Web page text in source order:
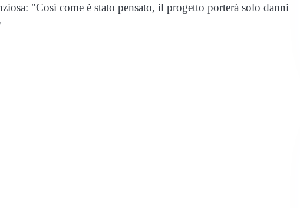
"Così come è stato pensato, il progetto porterà solo danni